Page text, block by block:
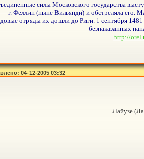
силы Московского государства
г. Феллин (ныне Вильянди) и обстреляла его.
отряды их дошли до Риги. 1 сентября
безнаказанных
http://
04-12-2005 03:32
Лайузе